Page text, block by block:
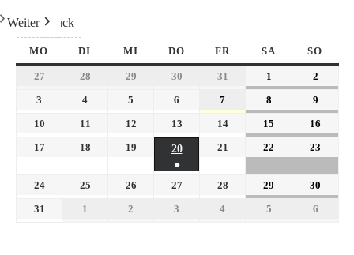
Zurück
Heute
Weiter
MO DI MI DO FR SA SO
27 28 29 30 31 1
2
3
4 5 6 7 8
9
10
11 12 13 14 15
16
17
18 19
20
●
21 22 23
24 25 26 27 28 29
30
31
1 2 3 4 5 6